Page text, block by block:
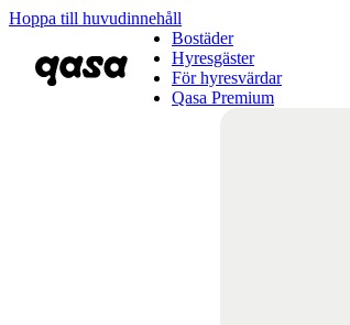
Hoppa till huvudinnehåll
Bostäder
Hyresgäster
För hyresvärdar
Qasa Premium